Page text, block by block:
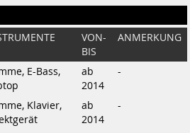
VON-
BIS
ANMERKUNG
E-Bass,
ab
2014
-
Klavier,
ab
2014
-